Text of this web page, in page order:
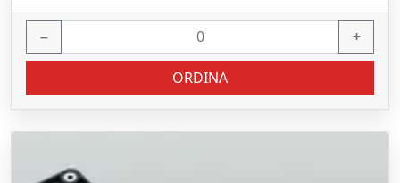
− +
ORDINA